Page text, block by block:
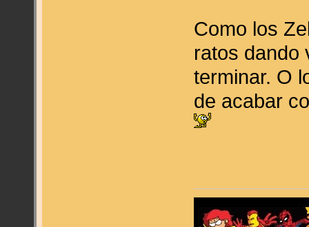
Como los
ratos dando
terminar. O
de acabar